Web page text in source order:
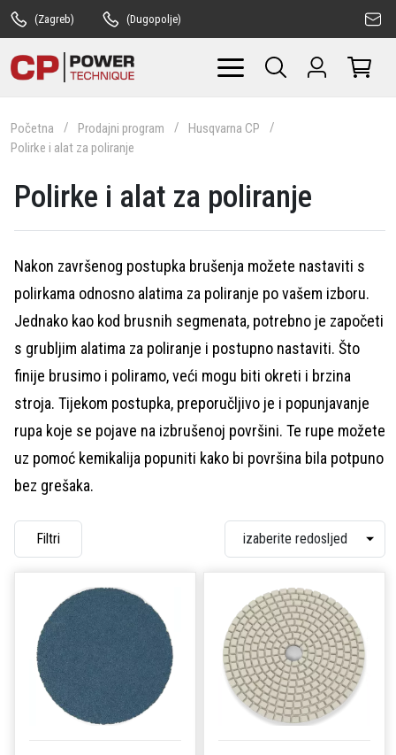
(Zagreb) (Dugopolje)
Početna Prodajni program
Husqvarna CP
Polirke i alat za poliranje
Polirke i alat za poliranje
Nakon završenog postupka brušenja možete nastaviti s
polirkama odnosno alatima za poliranje po vašem izboru.
Jednako kao kod brusnih segmenata, potrebno je započeti
s grubljim alatima za poliranje i postupno nastaviti. Što
finije brusimo i poliramo, veći mogu biti okreti i brzina
stroja. Tijekom postupka, preporučljivo je i popunjavanje
rupa koje se pojave na izbrušenoj površini. Te rupe možete
uz pomoć kemikalija popuniti kako bi površina bila potpuno
bez grešaka.
Filtri